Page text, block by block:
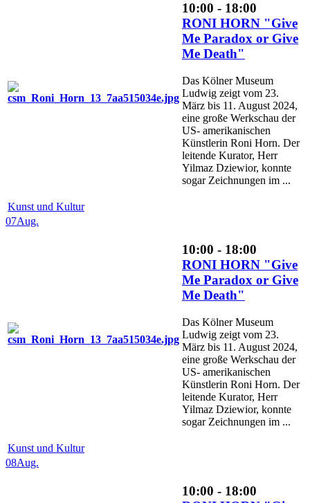
10:00 - 18:00
RONI HORN "Give
Me Paradox or Give
Me Death"
Das Kölner Museum
Ludwig zeigt vom 23.
März bis 11. August 2024,
eine große Werkschau der
US- amerikanischen
Künstlerin Roni Horn. Der
leitende Kurator, Herr
Yilmaz Dziewior, konnte
sogar Zeichnungen im ...
Kunst und Kultur
07Aug.
10:00 - 18:00
RONI HORN "Give
Me Paradox or Give
Me Death"
Das Kölner Museum
Ludwig zeigt vom 23.
März bis 11. August 2024,
eine große Werkschau der
US- amerikanischen
Künstlerin Roni Horn. Der
leitende Kurator, Herr
Yilmaz Dziewior, konnte
sogar Zeichnungen im ...
Kunst und Kultur
08Aug.
10:00 - 18:00